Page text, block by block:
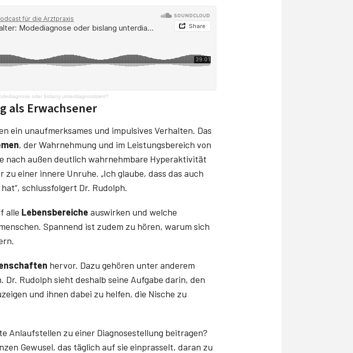
oder bislang unterdiagnostiziert?
als Erwachsener
ein unaufmerksames und impulsives Verhalten. Das
, der Wahrnehmung und im Leistungsbereich von
nach außen deutlich wahrnehmbare Hyperaktivität
einer innere Unruhe. „Ich glaube, dass das auch
schlussfolgert Dr. Rudolph.
alle Lebensbereiche auswirken und welche
Spannend ist zudem zu hören, warum sich
hervor. Dazu gehören unter anderem
Rudolph sieht deshalb seine Aufgabe darin, den
und ihnen dabei zu helfen, die Nische zu
Anlaufstellen zu einer Diagnosestellung beitragen?
Gewusel, das täglich auf sie einprasselt, daran zu